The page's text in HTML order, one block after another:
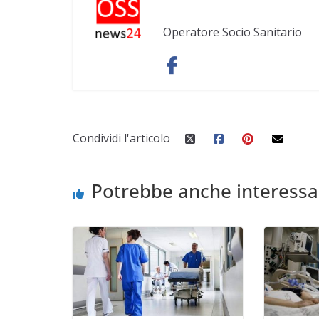
Operatore Socio Sanitario
Condividi l'articolo
Potrebbe anche